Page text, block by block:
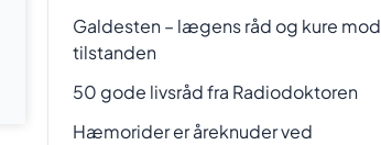
Galdesten – lægens råd og kure mod
tilstanden
50 gode livsråd fra Radiodoktoren
Hæmorider er åreknuder ved